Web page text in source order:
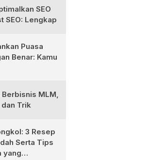
SEO
SEO: Lengkap
Puasa
Benar: Kamu
Berbisnis MLM,
Trik
3 Resep
Serta Tips
yang